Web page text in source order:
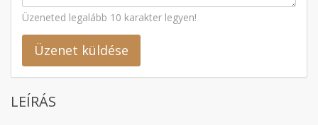
Üzeneted legalább 10 karakter legyen!
Üzenet küldése
LEÍRÁS